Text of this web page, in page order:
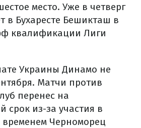
место. Уже в четверг
в Бухаресте Бешикташ в
квалификации Лиги
Украины Динамо не
Матчи против
перенес на
срок из-за участия в
временем Черноморец